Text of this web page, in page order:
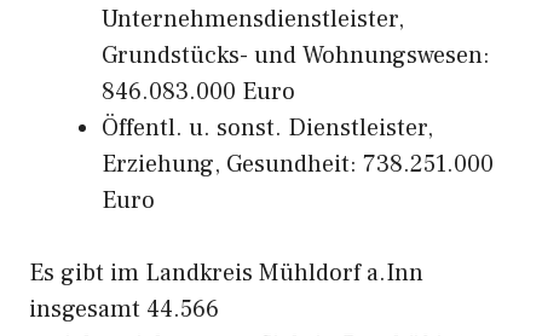
Unternehmensdienstleister,
Grundstücks- und Wohnungswesen:
846.083.000 Euro
Öffentl. u. sonst. Dienstleister,
Erziehung, Gesundheit: 738.251.000
Euro
Es gibt im Landkreis Mühldorf a.Inn
insgesamt 44.566